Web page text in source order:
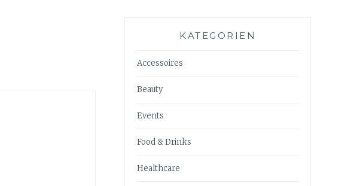
KATEGORIEN
Accessoires
Beauty
Events
Food & Drinks
Healthcare